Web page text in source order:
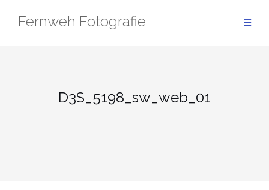
InhaltFernweh Fotografie
D3S_5198_sw_web_01